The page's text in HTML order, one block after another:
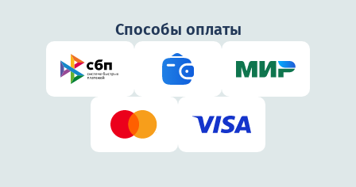
Способы оплаты